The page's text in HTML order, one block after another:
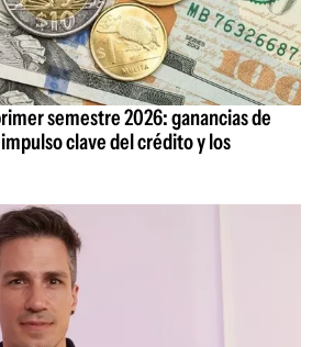
semestre 2026: ganancias de
clave del crédito y los